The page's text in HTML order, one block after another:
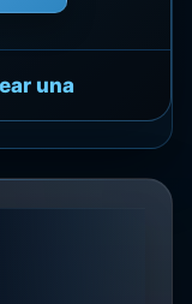
una